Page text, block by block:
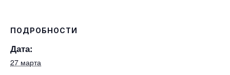
ПОДРОБНОСТИ
Дата:
27 марта